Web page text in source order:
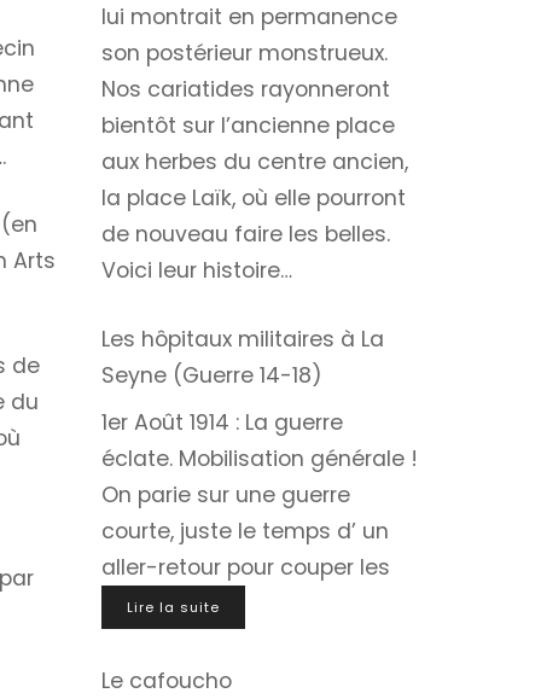
Arts
de
du
lui montrait en permanence
son postérieur monstrueux.
Nos cariatides rayonneront
bientôt sur l’ancienne place
aux herbes du centre ancien,
la place Laïk, où elle pourront
de nouveau faire les belles.
Voici leur histoire…
Les hôpitaux militaires à La
Seyne (Guerre 14-18)
1er Août 1914 : La guerre
éclate. Mobilisation générale !
On parie sur une guerre
courte, juste le temps d’ un
aller-retour pour couper les
Lire la suite
Le cafoucho